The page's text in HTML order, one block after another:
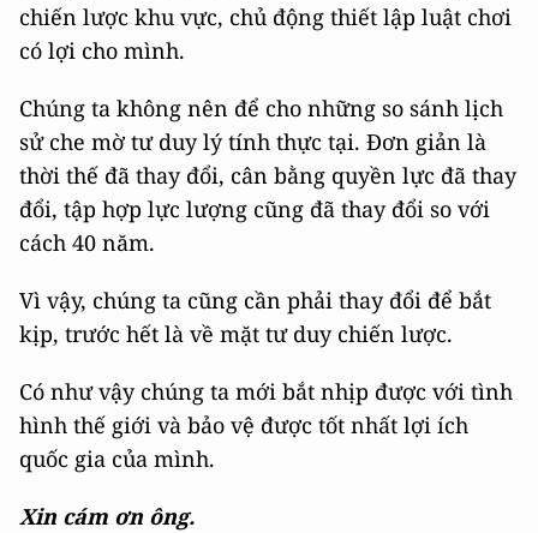
chiến lược khu vực, chủ động thiết lập luật chơi
có lợi cho mình.
Chúng ta không nên để cho những so sánh lịch
sử che mờ tư duy lý tính thực tại. Đơn giản là
thời thế đã thay đổi, cân bằng quyền lực đã thay
đổi, tập hợp lực lượng cũng đã thay đổi so với
cách 40 năm.
Vì vậy, chúng ta cũng cần phải thay đổi để bắt
kịp, trước hết là về mặt tư duy chiến lược.
Có như vậy chúng ta mới bắt nhịp được với tình
hình thế giới và bảo vệ được tốt nhất lợi ích
quốc gia của mình.
Xin cám ơn ông.